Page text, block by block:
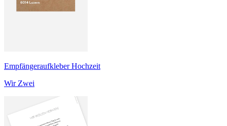
Empfängeraufkleber Hochzeit
Wir Zwei